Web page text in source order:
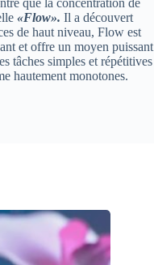
«Flow». Il a découvert
de haut niveau, Flow est
et offre un moyen puissant
tâches simples et répétitives
hautement monotones.